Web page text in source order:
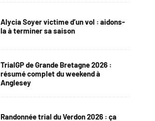
Alycia Soyer victime d’un vol : aidons-
la à terminer sa saison
TrialGP de Grande Bretagne 2026 :
résumé complet du weekend à
Anglesey
Randonnée trial du Verdon 2026 : ça